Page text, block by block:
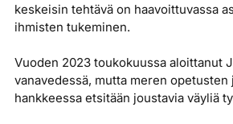
keskeisin tehtävä on haavoittuvassa
ihmisten tukeminen.
Vuoden 2023 toukokuussa aloittanut
vanavedessä, mutta meren opetusten
hankkeessa etsitään joustavia väyliä